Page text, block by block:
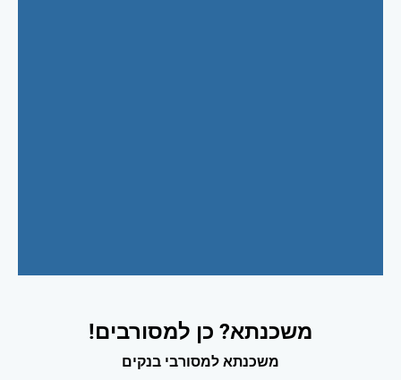
משכנתא? כן למסורבים!
משכנתא למסורבי בנקים